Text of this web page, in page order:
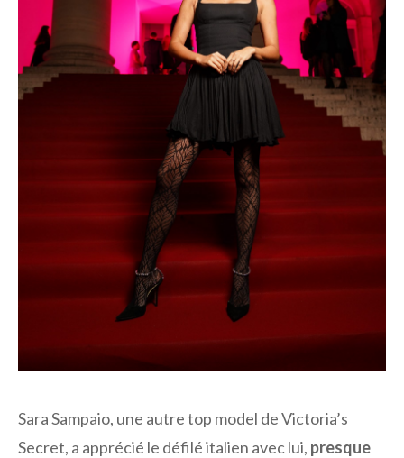
Sara Sampaio, une autre top model de Victoria’s
Secret, a apprécié le défilé italien avec lui, presque